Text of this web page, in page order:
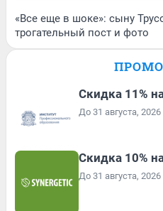
«Все еще в шоке»: сыну
трогательный пост и фото
Скидка 11%
До 31 августа, 2026
Скидка 10%
До 31 августа, 2026